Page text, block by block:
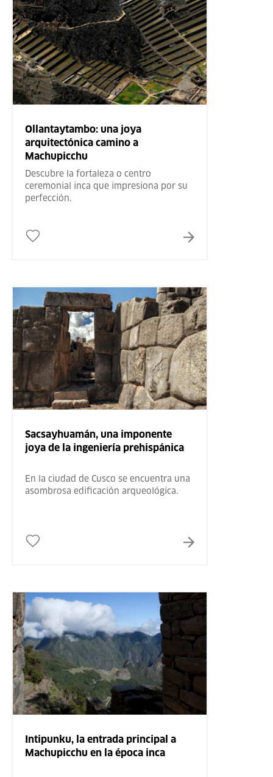
Ollantaytambo: una joya
arquitectónica camino a
Machupicchu
Descubre la fortaleza o centro
ceremonial inca que impresiona por su
perfección.
Sacsayhuamán, una imponente
joya de la ingeniería prehispánica
En la ciudad de Cusco se encuentra una
asombrosa edificación arqueológica.
Intipunku, la entrada principal a
Machupicchu en la época inca